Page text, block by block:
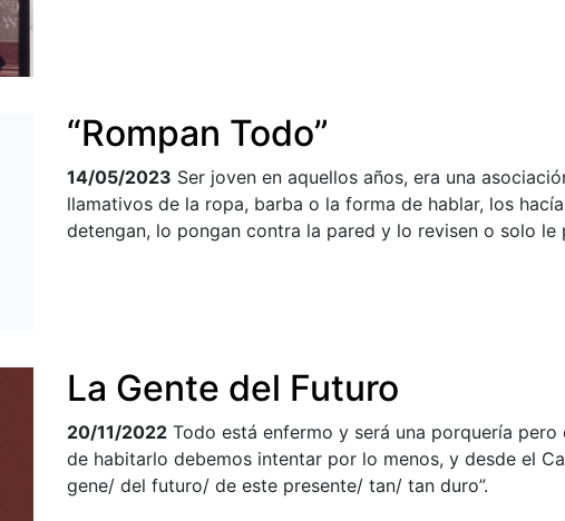
“Rompan Todo”
14/05/2023 Ser joven en aquellos años, era una
llamativos de la ropa, barba o la forma de hablar, los
detengan, lo pongan contra la pared y lo revisen o solo le
La Gente del Futuro
20/11/2022 Todo está enfermo y será una porquería
de habitarlo debemos intentar por lo menos, y desde el
gene/ del futuro/ de este presente/ tan/ tan duro”.